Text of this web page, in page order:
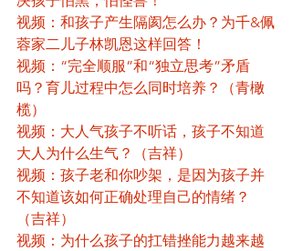
视频：和孩子产生隔阂怎么办？为千&佩
蓉家二儿子林凯恩这样回答！
视频：“完全顺服”和“独立思考”矛盾
吗？育儿过程中怎么同时培养？（青橄
榄）
视频：大人气孩子不听话，孩子不知道
大人为什么生气？（吉祥）
视频：孩子老和你吵架，是因为孩子并
不知道该如何正确处理自己的情绪？
（吉祥）
视频：为什么孩子的扛错挫能力越来越